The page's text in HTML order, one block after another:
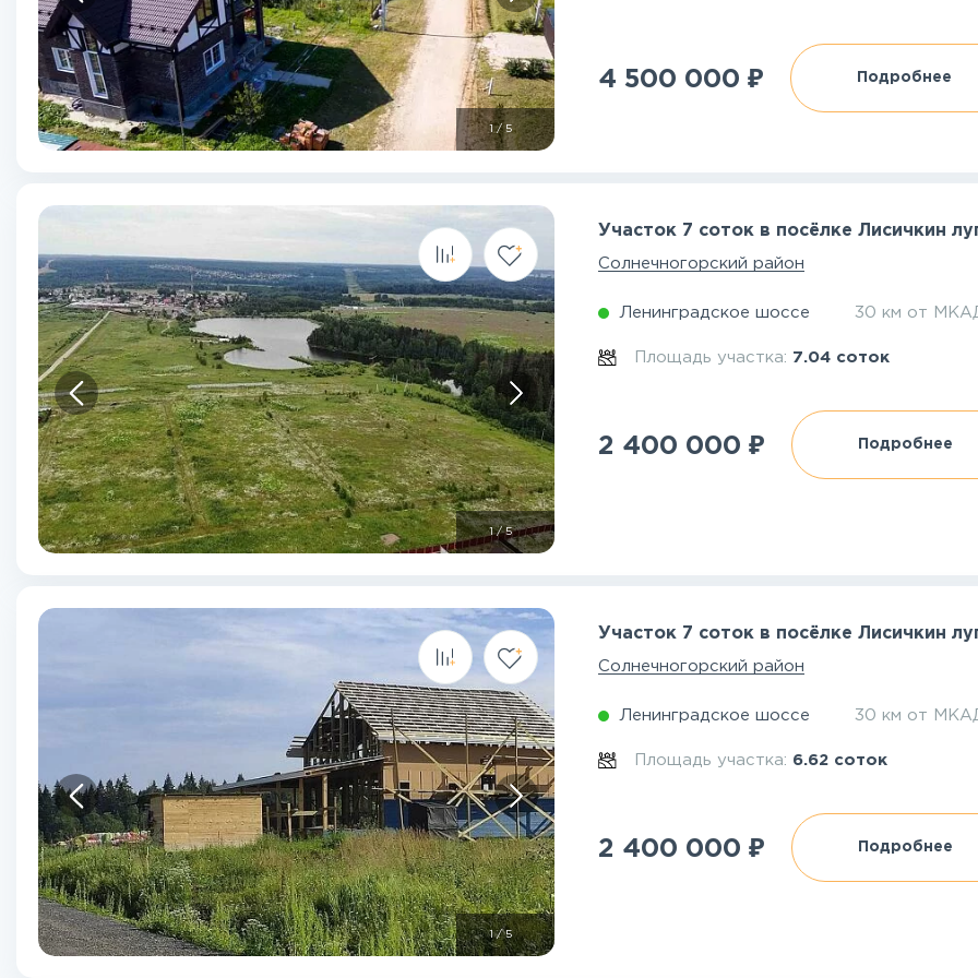
1 /5
4 500 000 ₽ Подробнее
1/5
Участок 7 соток в посёлке Лисичкин
Солнечногорский район
Ленинградское шоссе 30 км от
Площадь участка: 7.04 соток
2 400 000 ₽ Подробнее
1/5
Участок 7 соток в посёлке Лисичкин
Солнечногорский район
Ленинградское шоссе 30 км от
Площадь участка: 6.62 соток
2 400 000 ₽ Подробнее